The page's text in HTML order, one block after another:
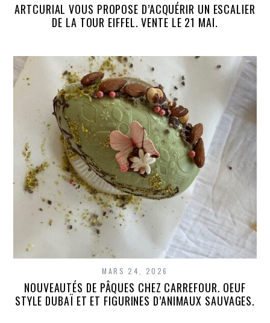
ARTCURIAL VOUS PROPOSE D’ACQUÉRIR UN ESCALIER
DE LA TOUR EIFFEL. VENTE LE 21 MAI.
MARS 24, 2026
NOUVEAUTÉS DE PÂQUES CHEZ CARREFOUR. OEUF
STYLE DUBAÏ ET ET FIGURINES D’ANIMAUX SAUVAGES.